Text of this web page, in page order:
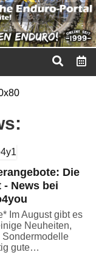
Die
- News bei
Im August gibt es
Neuheiten,
Sondermodelle
gute…